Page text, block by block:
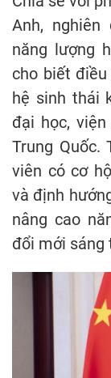
Anh,
năng lượng
cho biết
hệ sinh thái
đại học,
Trung Quốc.
viên có cơ
và định
nâng cao
đổi mới sáng